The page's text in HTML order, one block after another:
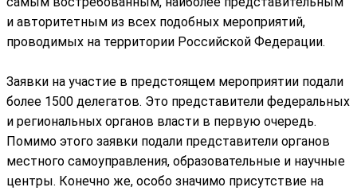
и авторитетным из всех подобных мероприятий,
проводимых на территории Российской Федерации.
Заявки на участие в предстоящем мероприятии подали
более 1500 делегатов. Это представители федеральных
и региональных органов власти в первую очередь.
Помимо этого заявки подали представители органов
местного самоуправления, образовательные и научные
центры. Конечно же, особо значимо присутствие на